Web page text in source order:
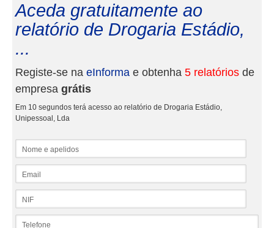
Aceda gratuitamente ao
relatório de Drogaria Estádio,
...
Registe-se na eInforma e obtenha 5 relatórios de
empresa grátis
Em 10 segundos terá acesso ao relatório de Drogaria Estádio,
Unipessoal, Lda